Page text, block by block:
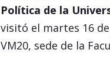
Política de la
visitó el martes 16
VM20, sede de la